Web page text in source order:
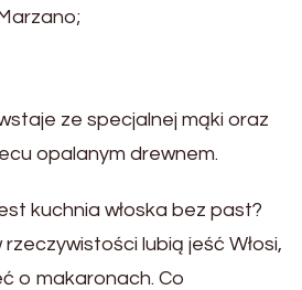
ze specjalnej mąki oraz
opalanym drewnem.
kuchnia włoska bez past?
lubią jeść Włosi,
o makaronach. Co